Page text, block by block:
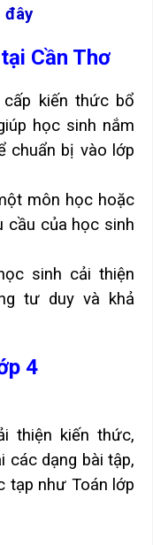
đây
Cần Thơ
cấp kiến thức bổ
học sinh nắm
chuẩn bị vào lớp
môn học hoặc
cầu của học sinh
sinh cải thiện
tư duy và khả
4
thiện kiến thức,
các dạng bài tập,
tạp như Toán lớp